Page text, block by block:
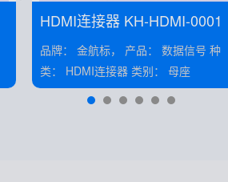
HDMI连接器 KH-HDMI-0001
品牌： 金航标， 产品： 数据信号 种
类： HDMI连接器 类别： 母座